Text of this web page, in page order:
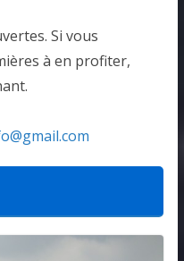
Si vous
à en profiter,